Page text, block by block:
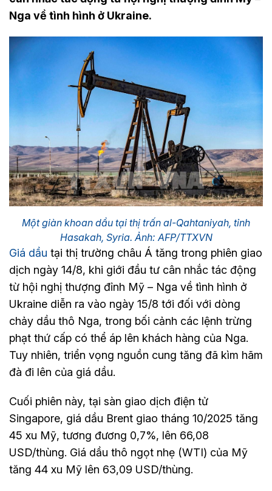
Nga về tình hình ở Ukraine.
Một giàn khoan dầu tại thị trấn al-Qahtaniyah, tỉnh
Hasakah, Syria. Ảnh: AFP/TTXVN
Giá dầu tại thị trường châu Á tăng trong phiên giao
dịch ngày 14/8, khi giới đầu tư cân nhắc tác động
từ hội nghị thượng đỉnh Mỹ – Nga về tình hình ở
Ukraine diễn ra vào ngày 15/8 tới đối với dòng
chảy dầu thô Nga, trong bối cảnh các lệnh trừng
phạt thứ cấp có thể áp lên khách hàng của Nga.
Tuy nhiên, triển vọng nguồn cung tăng đã kìm hãm
đà đi lên của giá dầu.
Cuối phiên này, tại sàn giao dịch điện tử
Singapore, giá dầu Brent giao tháng 10/2025 tăng
45 xu Mỹ, tương đương 0,7%, lên 66,08
USD/thùng. Giá dầu thô ngọt nhẹ (WTI) của Mỹ
tăng 44 xu Mỹ lên 63,09 USD/thùng.